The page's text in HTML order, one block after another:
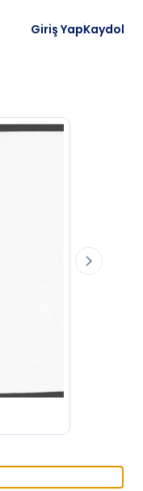
Giriş YapKaydol